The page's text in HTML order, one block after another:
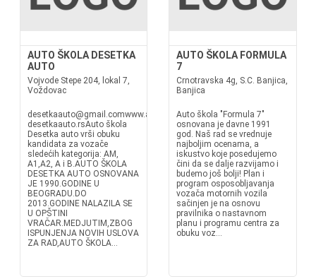
AUTO ŠKOLA DESETKA
AUTO
Vojvode Stepe 204, lokal 7,
Voždovac
desetkaauto@gmail.comwww.autoskola-
desetkaauto.rsAuto škola
Desetka auto vrši obuku
kandidata za vozače
sledećih kategorija: AM,
A1,A2, A i B.AUTO ŠKOLA
DESETKA AUTO OSNOVANA
JE 1990.GODINE U
BEOGRADU.DO
2013.GODINE NALAZILA SE
U OPŠTINI
VRAČAR.MEDJUTIM,ZBOG
ISPUNJENJA NOVIH USLOVA
ZA RAD,AUTO ŠKOLA...
AUTO ŠKOLA FORMULA
7
Crnotravska 4g, S.C. Banjica,
Banjica
Auto škola "Formula 7"
osnovana je davne 1991
god. Naš rad se vrednuje
najboljim ocenama, a
iskustvo koje posedujemo
čini da se dalje razvijamo i
budemo još bolji! Plan i
program osposobljavanja
vozača motornih vozila
sačinjen je na osnovu
pravilnika o nastavnom
planu i programu centra za
obuku voz...